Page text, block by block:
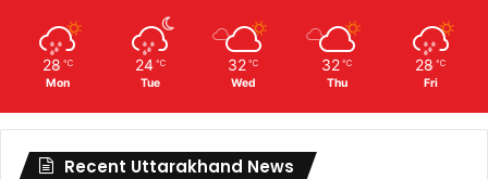
28 ℃
Mon
24 ℃
Tue
32 ℃
Wed
32 ℃
Thu
28 ℃
Fri
Recent Uttarakhand News